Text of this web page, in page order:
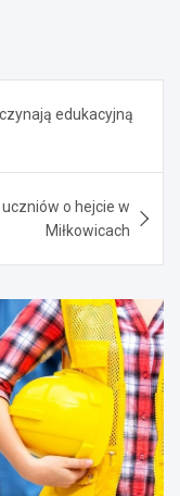
edukacyjną
o hejcie w
Miłkowicach